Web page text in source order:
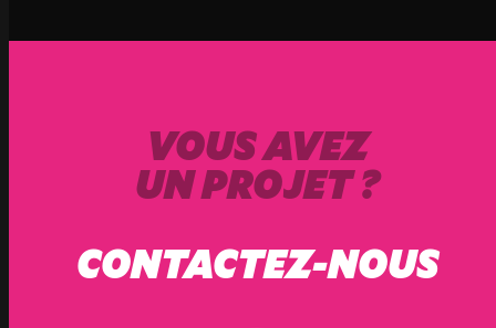
VOUS AVEZ
UN PROJET ?
CONTACTEZ-NOUS